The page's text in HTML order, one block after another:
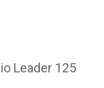
Leader 125